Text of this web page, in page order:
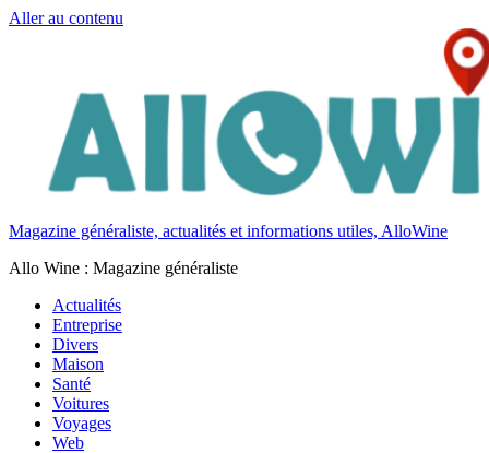
Aller au contenu
Magazine généraliste, actualités et informations utiles, AlloWine
Allo Wine : Magazine généraliste
Actualités
Entreprise
Divers
Maison
Santé
Voitures
Voyages
Web